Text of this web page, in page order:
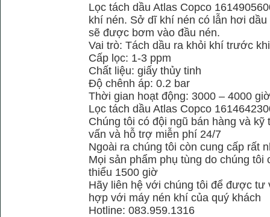
Lọc tách dầu Atlas Copco
khí nén. Sở dĩ khí nén có lẫn hơi
sẽ được bơm vào đầu nén.
Vai trò: Tách dầu ra khỏi khí trước
Cấp lọc: 1-3 ppm
Chất liệu: giấy thủy tinh
Độ chênh áp: 0.2 bar
Thời gian hoạt động: 3000 – 4000 giờ
Lọc tách dầu Atlas Copco
Chúng tôi có đội ngũ bán hàng và
vấn và hỗ trợ miễn phí 24/7
Ngoài ra chúng tôi còn cung cấp rất
Mọi sản phẩm phụ tùng do chúng
thiểu 1500 giờ
Hãy liên hệ với chúng tôi để được tư
hợp với máy nén khí của quý khách
Hotline: 083.959.1316